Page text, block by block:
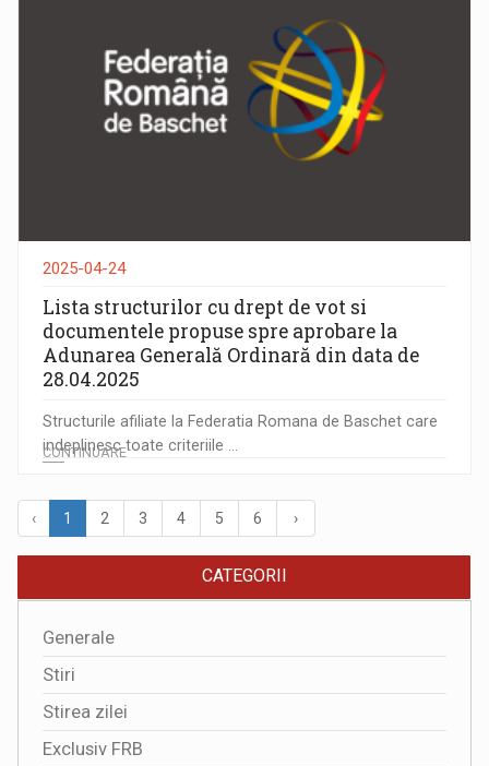
2025-04-24
Lista structurilor cu drept de vot si
documentele propuse spre aprobare la
Adunarea Generală Ordinară din data de
28.04.2025
Structurile afiliate la Federatia Romana de Baschet care
indeplinesc toate criteriile ...
CONTINUARE
‹ 1 2 3 4 5 6 ›
CATEGORII
Generale
Stiri
Stirea zilei
Exclusiv FRB